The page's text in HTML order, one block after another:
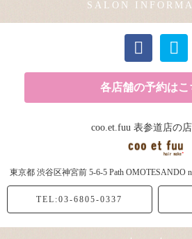
SALON
各店舗の予約はこ
coo.et.fuu 表参道店の
東京都 渋谷区神宮前 5-6-5 Path OMOTESANDO
TEL:03-6805-0337